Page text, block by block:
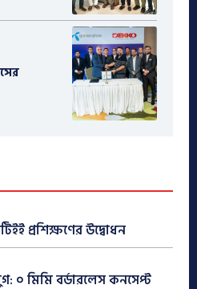
প্রশিক্ষণের উদ্বোধন
০ মিমি বর্ডারলেস কনসেপ্ট